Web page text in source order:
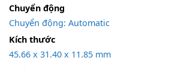
Chuyển động
Chuyển động: Automatic
Kích thước
45.66 x 31.40 x 11.85 mm